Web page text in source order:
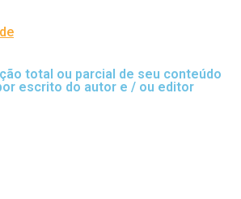
total ou parcial de seu conteúdo
escrito do autor e / ou editor